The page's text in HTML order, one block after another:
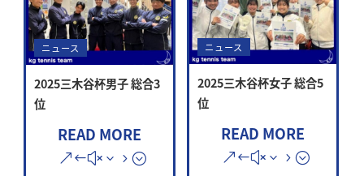
ニュース
2025三木谷杯男子 総合3
位
READ MORE
ニュース
2025三木谷杯女子 総合5
位
READ MORE